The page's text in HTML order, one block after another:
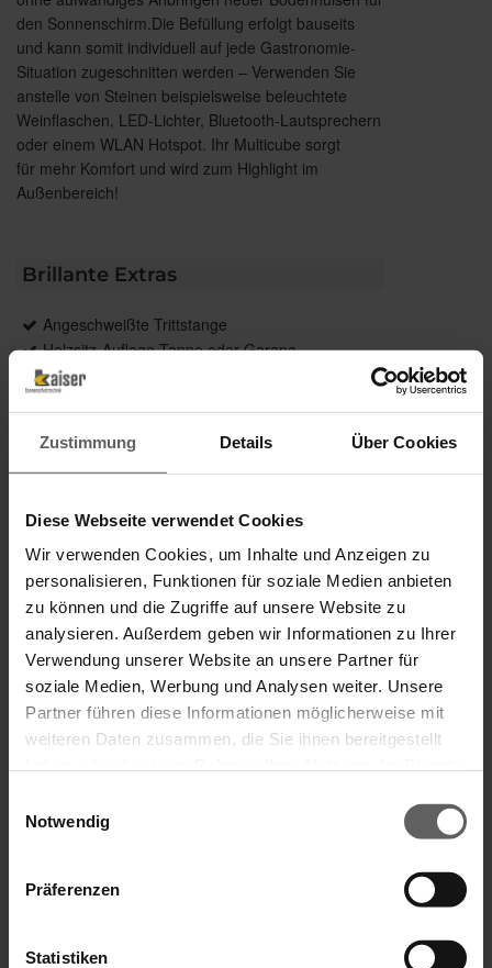
Zustimmung Details Über Cookies
Diese Webseite verwendet Cookies
Wir verwenden Cookies, um Inhalte und Anzeigen zu
personalisieren, Funktionen für soziale Medien anbieten
zu können und die Zugriffe auf unsere Website zu
analysieren. Außerdem geben wir Informationen zu Ihrer
Verwendung unserer Website an unsere Partner für
soziale Medien, Werbung und Analysen weiter. Unsere
Partner führen diese Informationen möglicherweise mit
weiteren Daten zusammen, die Sie ihnen bereitgestellt
Notwendig
Präferenzen
Statistiken
den Sonnenschirm.Die Befüllung erfolgt bauseits
und kann somit individuell auf jede Gastronomie-
Situation zugeschnitten werden – Verwenden Sie
anstelle von Steinen beispielsweise beleuchtete
Weinflaschen, LED-Lichter, Bluetooth-Lautsprechern
oder einem WLAN Hotspot. Ihr Multicube sorgt
für mehr Komfort und wird zum Highlight im
Außenbereich!
Brillante Extras
Angeschweißte Trittstange
Holzsitz-Auflage Tanne oder Garapa
Das könnte Sie auch interessieren